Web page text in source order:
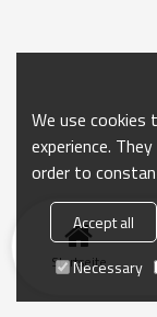
Startseite
We use
experience.
order to
Accept all
Necessary